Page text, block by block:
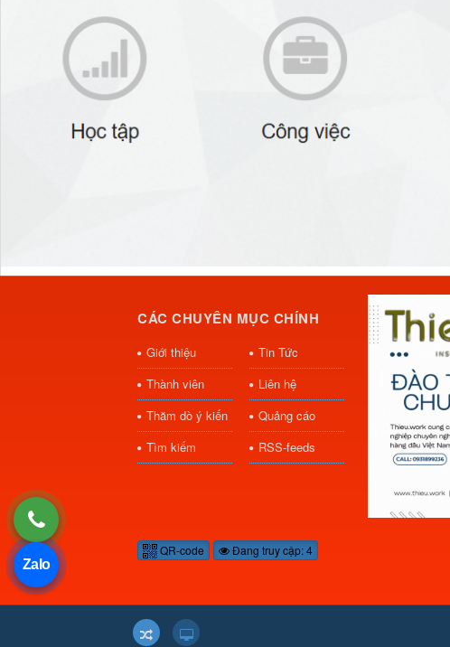
CÁC CHUYÊN MỤC CHÍNH
Giới thiệu
Tin Tức
Thành viên
Liên hệ
Thăm dò ý kiến
Quảng cáo
Tìm kiếm
RSS-feeds
QR-code Đang truy cập: 4
Zalo